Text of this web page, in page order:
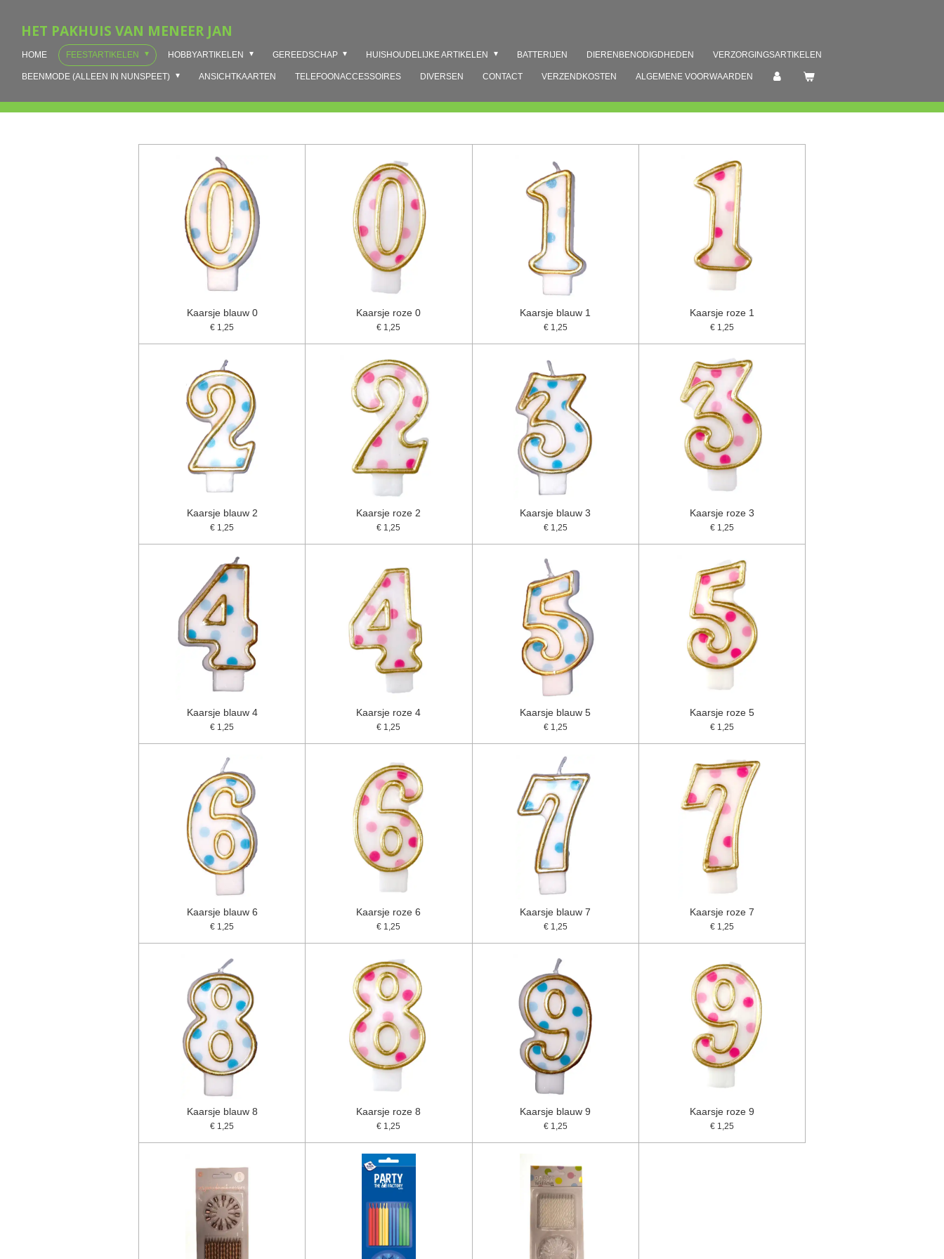
direct
hoofdinhoud
HET PAKHUIS VAN MENEER JAN
HOME FEESTARTIKELEN HOBBYARTIKELEN GEREEDSCHAP HUISHOUDELIJKE ARTIKELEN BATTERIJEN DIERENBENODIGDHEDEN VERZORGINGSARTIKELEN
BEENMODE (ALLEEN IN NUNSPEET) ANSICHTKAARTEN TELEFOONACCESSOIRES DIVERSEN CONTACT VERZENDKOSTEN ALGEMENE VOORWAARDEN
Kaarsje blauw 0
€ 1,25
Kaarsje roze 0
€ 1,25
Kaarsje blauw 1
€ 1,25
Kaarsje roze 1
€ 1,25
Kaarsje blauw 2
€ 1,25
Kaarsje roze 2
€ 1,25
Kaarsje blauw 3
€ 1,25
Kaarsje roze 3
€ 1,25
Kaarsje blauw 4
€ 1,25
Kaarsje roze 4
€ 1,25
Kaarsje blauw 5
€ 1,25
Kaarsje roze 5
€ 1,25
Kaarsje blauw 6
€ 1,25
Kaarsje roze 6
€ 1,25
Kaarsje blauw 7
€ 1,25
Kaarsje roze 7
€ 1,25
Kaarsje blauw 8
€ 1,25
Kaarsje roze 8
€ 1,25
Kaarsje blauw 9
€ 1,25
Kaarsje roze 9
€ 1,25